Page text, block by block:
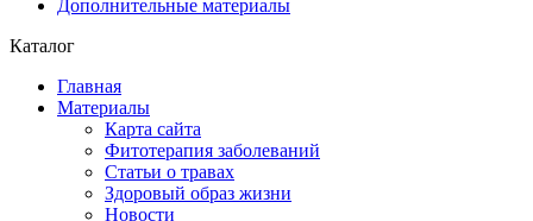
Дополнительные материалы
Каталог
Главная
Материалы
Карта сайта
Фитотерапия заболеваний
Статьи о травах
Здоровый образ жизни
Новости